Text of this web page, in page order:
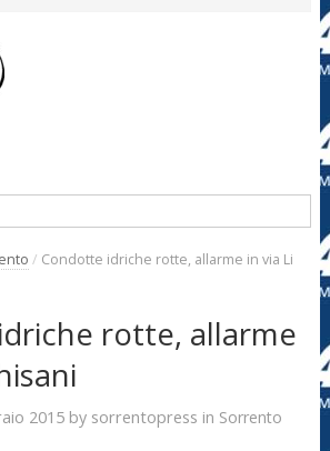
/ Condotte idriche rotte, allarme in via Li
rotte, allarme
2015by sorrentopress in Sorrento